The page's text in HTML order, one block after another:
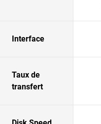
Interface
Taux de
transfert